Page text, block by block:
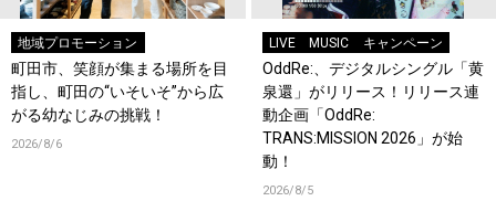
地域プロモーション
町田市、笑顔が集まる場所を目
指し、町田の“いそいそ”から広
がる幼なじみの挑戦！
2026/8/6
LIVE MUSIC キャンペーン
OddRe:、デジタルシングル「黄
泉還」がリリース！リリース連
動企画「OddRe:
TRANS:MISSION 2026」が始
動！
2026/8/5